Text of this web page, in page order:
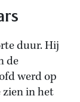
duur. Hij
de
werd op
zien in het